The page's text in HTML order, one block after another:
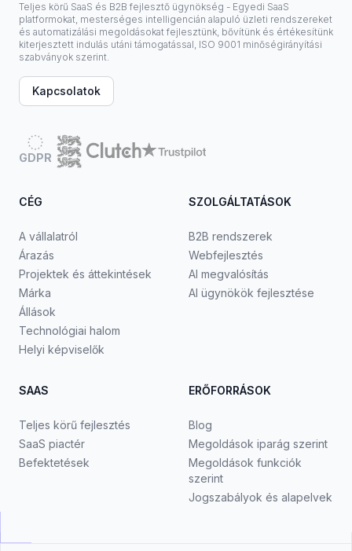
Teljes körű SaaS és B2B fejlesztő ügynökség - Egyedi SaaS
platformokat, mesterséges intelligencián alapuló üzleti rendszereket
és automatizálási megoldásokat fejlesztünk, bővítünk és értékesítünk
kiterjesztett indulás utáni támogatással, ISO 9001 minőségirányítási
szabványok szerint.
Kapcsolatok
GDPR
CÉG
A vállalatról
Árazás
Projektek és áttekintések
Márka
Állások
Technológiai halom
Helyi képviselők
SZOLGÁLTATÁSOK
B2B rendszerek
Webfejlesztés
AI megvalósítás
AI ügynökök fejlesztése
SAAS
Teljes körű fejlesztés
SaaS piactér
Befektetések
ERŐFORRÁSOK
Blog
Megoldások iparág szerint
Megoldások funkciók
szerint
Jogszabályok és alapelvek